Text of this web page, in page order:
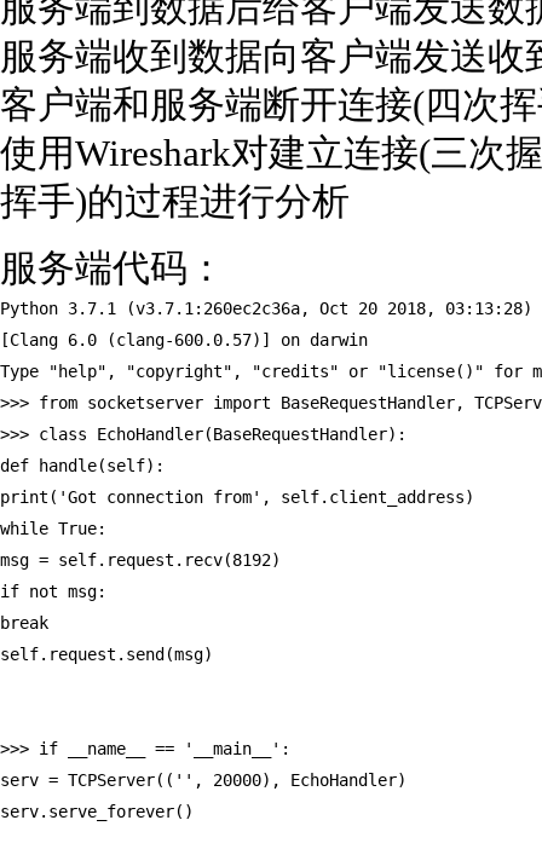
服务端到数据后给客户端发送数
服务端收到数据向客户端发送
客户端和服务端断开连接(四次
使用Wireshark对建立连接(三次
挥手)的过程进行分析
服务端代码：
Python 3.7.1 (v3.7.1:260ec2c36a, Oct 20 2018,
[Clang 6.0 (clang-600.0.57)] on darwin
Type "help", "copyright", "credits" or "license()" for
>>> from socketserver import BaseRequestHandler,
>>> class EchoHandler(BaseRequestHandler):
def handle(self):
print('Got connection from', self.client_address)
while True:
msg = self.request.recv(8192)
if not msg:
break
self.request.send(msg)
>>> if __name__ == '__main__':
serv = TCPServer(('', 20000), EchoHandler)
serv.serve_forever()